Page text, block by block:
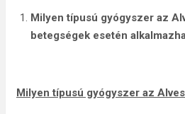
Milyen típusú gyógyszer az
betegségek esetén
Milyen típusú gyógyszer az